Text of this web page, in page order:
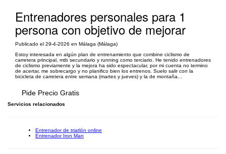
Entrenadores personales para 1
persona con objetivo de mejorar
Publicado el 29-4-2026 en Málaga (Málaga)
Estoy interesada en algún plan de entrenamiento que combine ciclismo de
carretera principal, mtb secundario y running como terciario. He tenido entrenadores
de ciclismo previamente y la mejora ha sido espectacular, por mi cuenta no termino
de acertar, me sobrecargo y no planifico bien los entrenos. Suelo salir con la
bicicleta de carretera entre semana (martes y jueves) y la de montaña...
Pide Precio Gratis
Servicios relacionados
Entrenador de triatlón online
Entrenador Iron Man